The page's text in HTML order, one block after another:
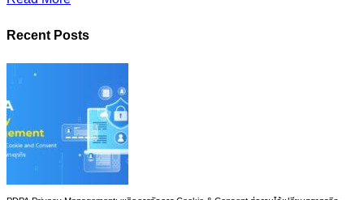
PDPA Privacy Management: พลิกการจัดการ Cookie & Consent สู่ความได้เปรียบทางธุรกิจ
16 Oct 2025 Knowledge|